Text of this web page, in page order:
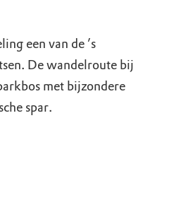
een van de ’s
De wandelroute bij
met bijzondere
spar.